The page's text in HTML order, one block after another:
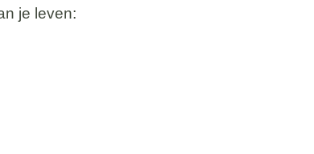
je leven: